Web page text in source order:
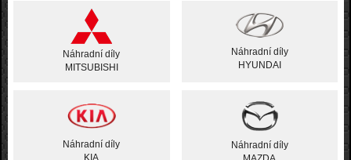
Náhradní díly
MITSUBISHI
Náhradní díly
HYUNDAI
Náhradní díly
KIA
Náhradní díly